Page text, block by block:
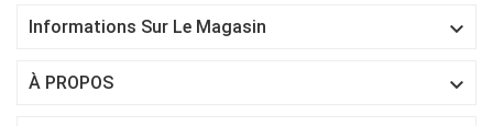
Informations Sur Le Magasin 
À PROPOS 